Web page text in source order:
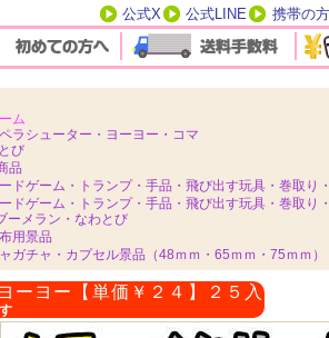
公式X 公式LINE 携帯の方
ム
ラシューター・ヨーヨー・コマ
び
品
ドゲーム・トランプ・手品・飛び出す玩具・巻取り
ドゲーム・トランプ・手品・飛び出す玩具・巻取り
ーメラン・なわとび
用景品
ガチャ・カプセル景品（48ｍｍ・65ｍｍ・75ｍｍ）
ーヨー【単価￥２４】２５入